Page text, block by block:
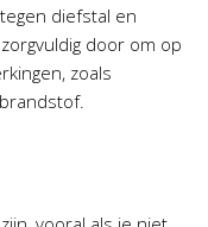
diefstal en
door om op
zoals